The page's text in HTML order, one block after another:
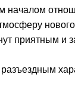
началом
приятным и